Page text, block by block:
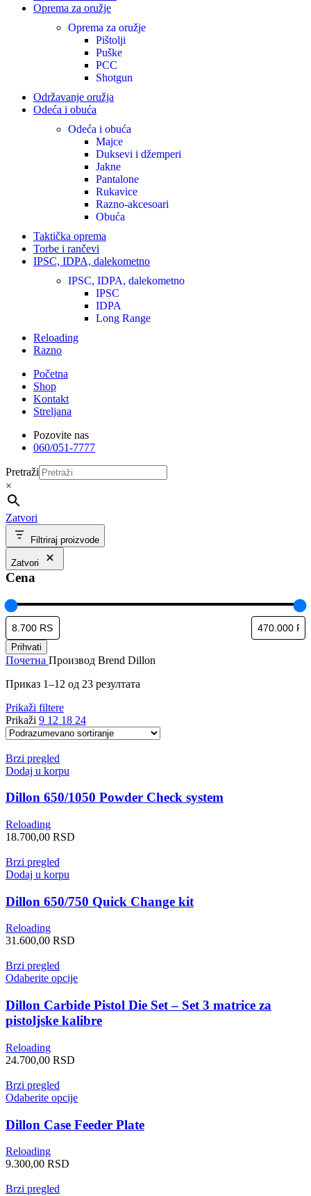
Oprema za oružje
Oprema za oružje
Pištolji
Puške
PCC
Shotgun
Održavanje oružja
Odeća i obuća
Odeća i obuća
Majce
Duksevi i džemperi
Jakne
Pantalone
Rukavice
Razno-akcesoari
Obuća
Taktička oprema
Torbe i rančevi
IPSC, IDPA, dalekometno
IPSC, IDPA, dalekometno
IPSC
IDPA
Long Range
Reloading
Razno
Početna
Shop
Kontakt
Streljana
Pozovite nas
060/051-7777
Pretraži
×
Zatvori
Filtriraj proizvode
Zatvori
Cena
Prihvati
Почетна Производ Brend Dillon
Приказ 1–12 од 23 резултата
Prikaži filtere
Prikaži 9 12 18 24
Brzi pregled
Dodaj u korpu
Dillon 650/1050 Powder Check system
Reloading
18.700,00 RSD
Brzi pregled
Dodaj u korpu
Dillon 650/750 Quick Change kit
Reloading
31.600,00 RSD
Brzi pregled
Odaberite opcije
Dillon Carbide Pistol Die Set – Set 3 matrice za
pistoljske kalibre
Reloading
24.700,00 RSD
Brzi pregled
Odaberite opcije
Dillon Case Feeder Plate
Reloading
9.300,00 RSD
Brzi pregled